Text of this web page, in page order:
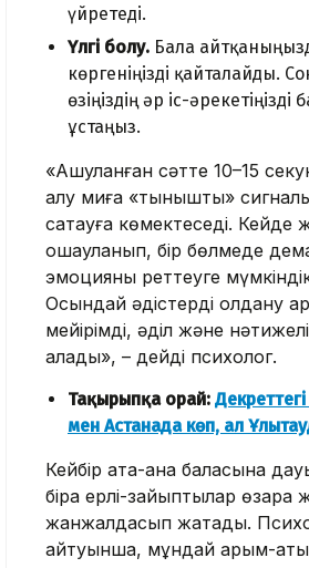
үйретеді.
Үлгі болу. Бала
көргеніңізді қайталайды.
өзіңіздің әр іс-әрекетіңізді
ұстаңыз.
«Ашуланған сәтте 10–15
алу миға «тыныштық»
сақтауға көмектеседі. Кейде
оқшауланып, бір бөлмеде
эмоцияны реттеуге
Осындай әдістерді қолдану
мейірімді, әділ және
алады», – дейді психолог.
Тақырыпқа орай:
мен Астанада көп, ал
Кейбір ата-ана баласына
бірақ ерлі-зайыптылар өзара
жанжалдасып жатады.
айтуынша, мұндай қарым-